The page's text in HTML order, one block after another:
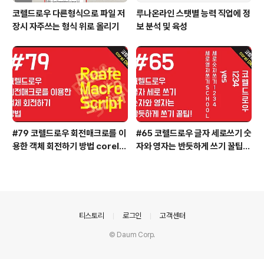
코렐드로우 다른형식으로 파일 저
장시 자주쓰는 형식 위로 올리기
루나온라인 스탯별 능력 직업에 정
보 분석 및 육성
#79 코렐드로우 회전매크로를 이
용한 객체 회전하기 방법 coreld
#65 코렐드로우 글자 세로쓰기 숫
자와 영자는 반듯하게 쓰기 꿀팁!
티스토리 로그인 고객센터
© Daum Corp.